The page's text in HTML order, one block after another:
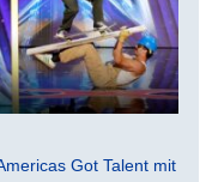
Got Talent mit